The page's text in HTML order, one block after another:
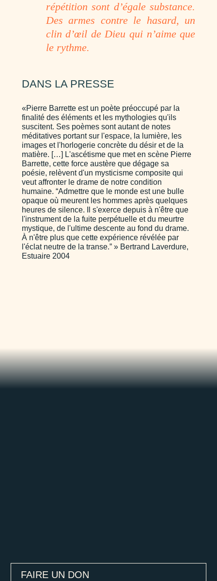
répétition sont d’égale substance.
Des armes contre le hasard, un
clin d’œil de Dieu qui n’aime que
le rythme.
DANS LA PRESSE
«Pierre Barrette est un poète préoccupé par la
finalité des éléments et les mythologies qu'ils
suscitent. Ses poèmes sont autant de notes
méditatives portant sur l'espace, la lumière, les
images et l'horlogerie concrète du désir et de la
matière. […] L'ascétisme que met en scène Pierre
Barrette, cette force austère que dégage sa
poésie, relèvent d'un mysticisme composite qui
veut affronter le drame de notre condition
humaine. “Admettre que le monde est une bulle
opaque où meurent les hommes après quelques
heures de silence. Il s'exerce depuis à n'être que
l'instrument de la fuite perpétuelle et du meurtre
mystique, de l'ultime descente au fond du drame.
À n'être plus que cette expérience révélée par
l'éclat neutre de la transe.” » Bertrand Laverdure,
Estuaire 2004
FAIRE UN DON